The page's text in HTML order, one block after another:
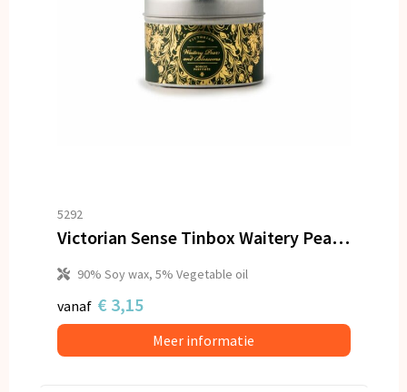
5292
Victorian Sense Tinbox Waitery Pear & Blossoms geurkaars
90% Soy wax, 5% Vegetable oil
vanaf € 3,15
Meer informatie